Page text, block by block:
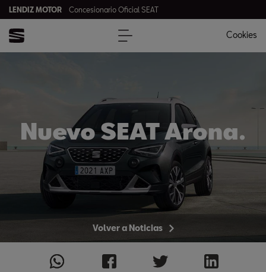
LENDIZ MOTOR Concesionario Oficial SEAT
Cookies
Nuevo SEAT Arona.
Volver a Noticias